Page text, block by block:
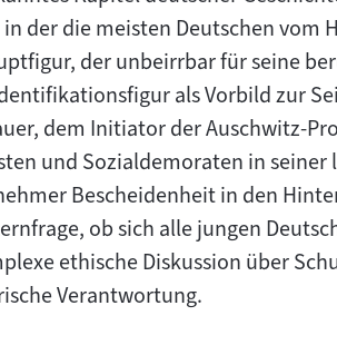
der die meisten Deutschen vom
der unbeirrbar für seine
als Vorbild zur
dem Initiator der Auschwitz-
und Sozialdemoraten in
Bescheidenheit in den
ob sich alle jungen
ethische Diskussion über
Verantwortung.